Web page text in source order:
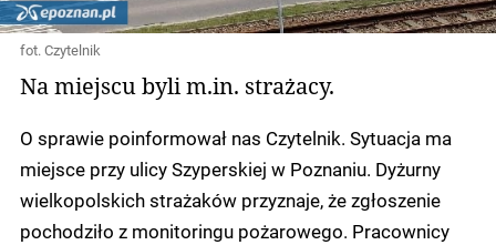
fot. Czytelnik
Na miejscu byli m.in. strażacy.
O sprawie poinformował nas Czytelnik. Sytuacja ma
miejsce przy ulicy Szyperskiej w Poznaniu. Dyżurny
wielkopolskich strażaków przyznaje, że zgłoszenie
pochodziło z monitoringu pożarowego. Pracownicy